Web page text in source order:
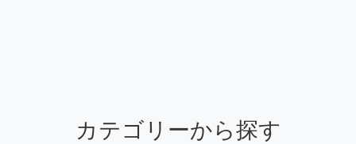
カテゴリーから探す